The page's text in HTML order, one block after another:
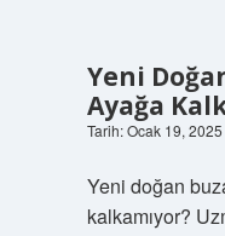
Yeni
Ayağa
Tarih: Ocak 19, 2025
Yeni doğan
kalkamıyor?